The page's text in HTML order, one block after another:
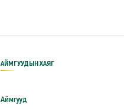
АЙМГУУДЫН ХАЯГ
Аймгууд